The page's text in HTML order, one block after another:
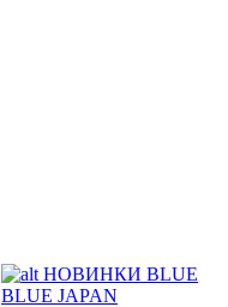
НОВИНКИ BLUE
BLUE JAPAN